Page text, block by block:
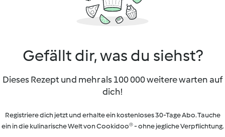
Gefällt dir, was du siehst?
Dieses Rezept und mehr als 100 000 weitere warten auf
dich!
Registriere dich jetzt und erhalte ein kostenloses 30-Tage Abo. Tauche
ein in die kulinarische Welt von Cookidoo® - ohne jegliche Verpflichtung.